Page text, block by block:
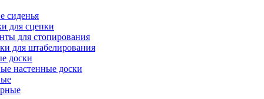
сиденья
для сцепки
для стопирования
для штабелирования
доски
настенные доски